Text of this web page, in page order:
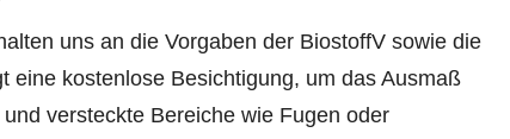
uns an die Vorgaben der BiostoffV sowie die
eine kostenlose Besichtigung, um das Ausmaß
versteckte Bereiche wie Fugen oder